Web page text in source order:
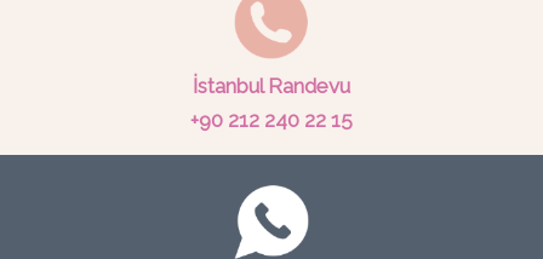
İstanbul Randevu
+90 212 240 22 15‬